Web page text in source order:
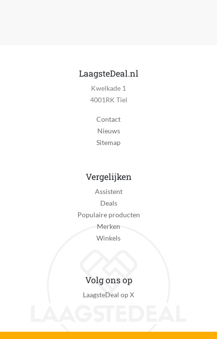
LaagsteDeal.nl
Kwelkade 1
4001RK Tiel
Contact
Nieuws
Sitemap
Vergelijken
Assistent
Deals
Populaire producten
Merken
Winkels
Volg ons op
LaagsteDeal op X